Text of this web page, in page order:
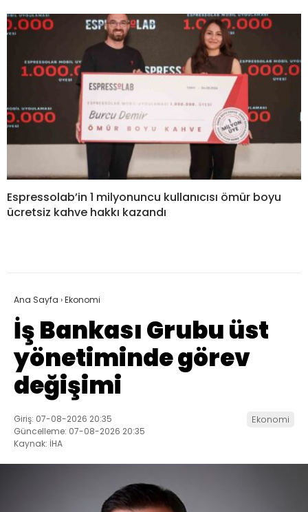
Espressolab’in 1 milyonuncu kullanıcısı ömür boyu
ücretsiz kahve hakkı kazandı
Ana Sayfa ›Ekonomi
İş Bankası Grubu üst
yönetiminde görev
değişimi
Giriş: 07-08-2026 20:35
Güncelleme: 07-08-2026 20:35
Kaynak: İHA
Ekonomi